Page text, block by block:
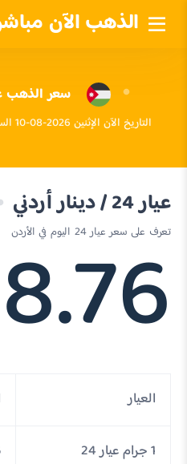
الذهب الآن
سعر الذهب عيار 24 في
التاريخ الآن الإثنين 2026-08-10 الساعة 03:50 مساءً بتوقيت الأردن
عيار 24 / دينار أردني
تعرف على سعر عيار 24 اليوم في الأردن
العيار
1 جرام عيار 24